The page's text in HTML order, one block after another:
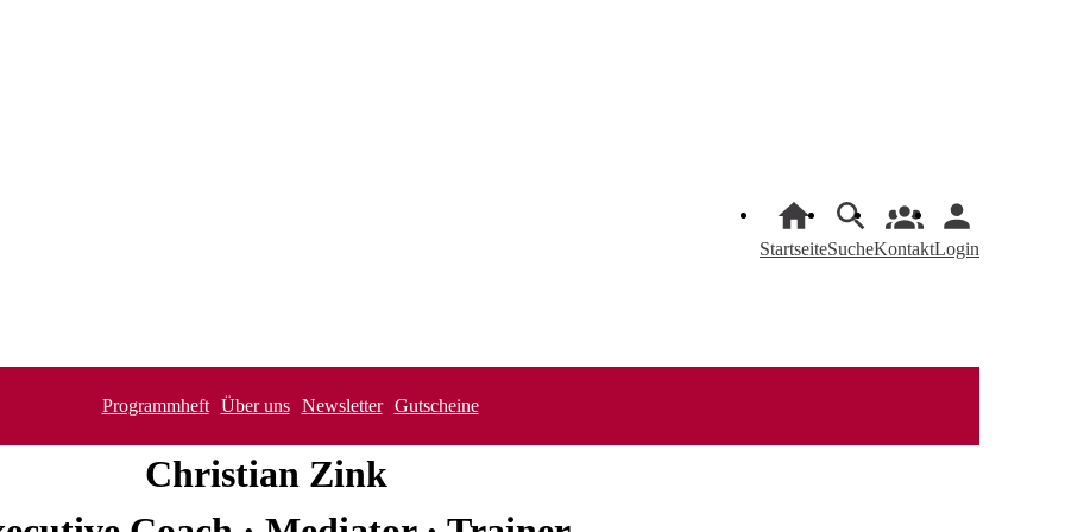
StartseiteSucheKontaktLogin
Programmheft Über uns Newsletter Gutscheine
Christian Zink